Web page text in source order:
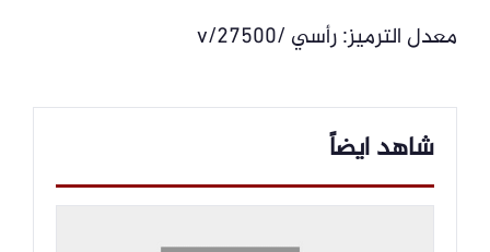
معدل الترميز: رأسي /27500/v
شاهد ايضاً